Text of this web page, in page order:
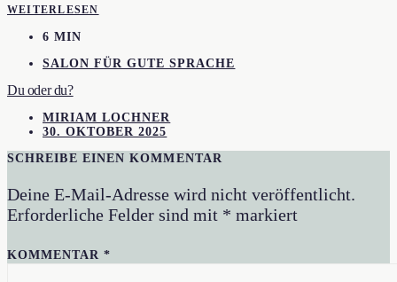
WEITERLESEN
6 MIN
SALON FÜR GUTE SPRACHE
Du oder du?
MIRIAM LOCHNER
30. OKTOBER 2025
SCHREIBE EINEN KOMMENTAR
Deine E-Mail-Adresse wird nicht veröffentlicht.
Erforderliche Felder sind mit * markiert
KOMMENTAR*